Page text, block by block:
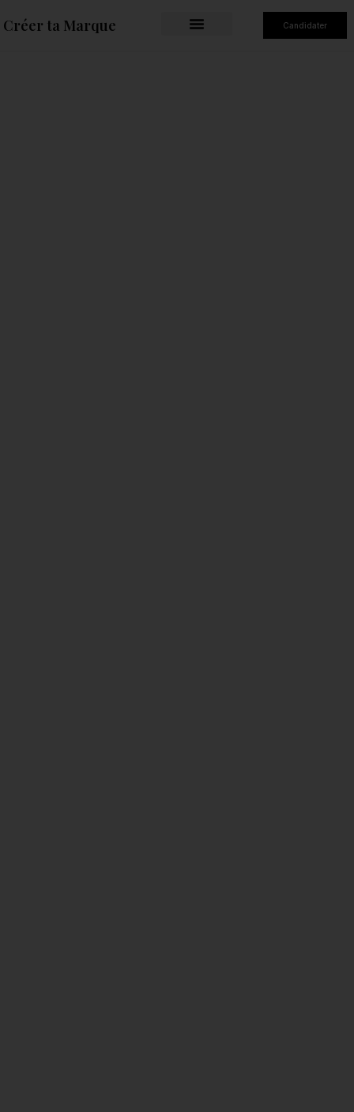
Créer ta Marque Candidater